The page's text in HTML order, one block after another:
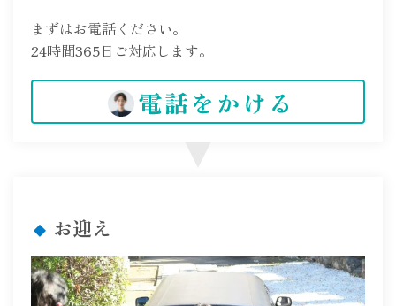
まずはお電話ください。
24時間365日ご対応します。
お迎え